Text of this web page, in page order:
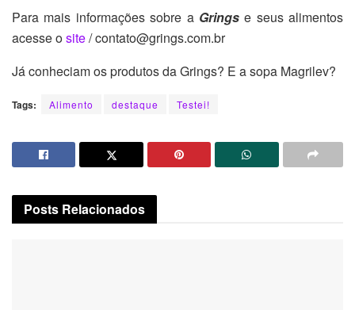
Para mais informações sobre a Gringse seus alimentos
acesse osite/ contato@grings.com.br
Já conheciam os produtos da Grings? E a sopa Magrilev?
Tags: Alimento destaque Testei!
Posts Relacionados